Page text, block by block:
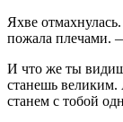
Яхве
пожала
И что же ты
станешь
станем с тобой